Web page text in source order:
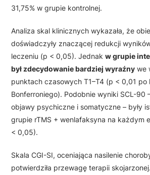
31,75% w grupie kontrolnej.
Analiza skal klinicznych wykazała, że
doświadczyły znaczącej redukcji
leczeniu (p < 0,05). Jednak w grupie
był zdecydowanie bardziej wyraźny we
punktach czasowych T1–T4 (p < 0,01 po
Bonferroniego). Podobnie wyniki SCL-90
objawy psychiczne i somatyczne – były
grupie rTMS + wenlafaksyna na każdym
< 0,05).
Skala CGI-SI, oceniająca nasilenie
potwierdziła przewagę terapii